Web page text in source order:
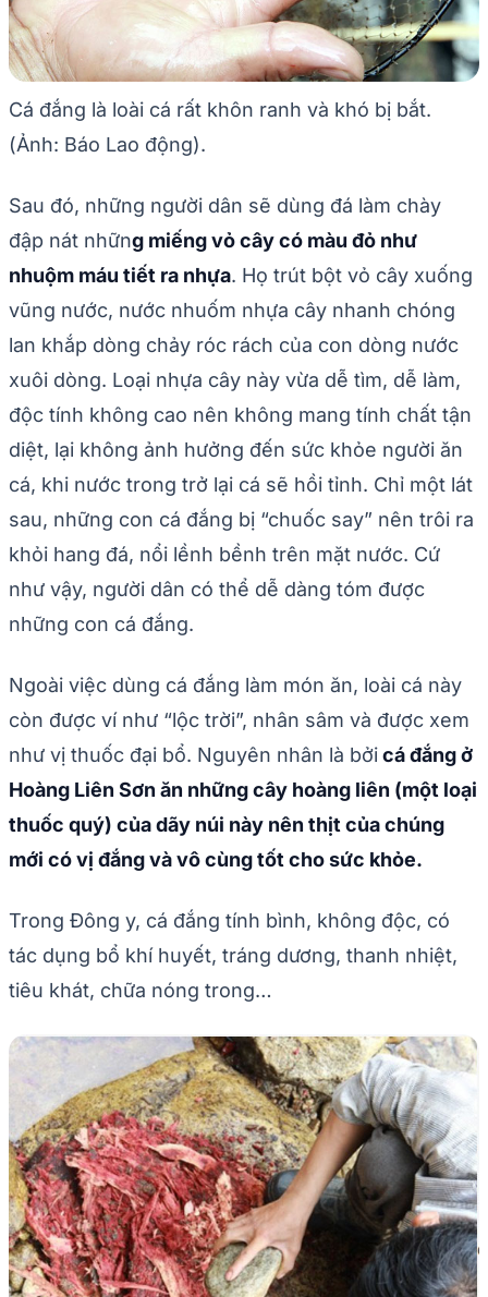
Cá đắng là loài cá rất khôn ranh và khó bị bắt.
(Ảnh: Báo Lao động).
Sau đó, những người dân sẽ dùng đá làm chày
đập nát những miếng vỏ cây có màu đỏ như
nhuộm máu tiết ra nhựa. Họ trút bột vỏ cây xuống
vũng nước, nước nhuốm nhựa cây nhanh chóng
lan khắp dòng chảy róc rách của con dòng nước
xuôi dòng. Loại nhựa cây này vừa dễ tìm, dễ làm,
độc tính không cao nên không mang tính chất tận
diệt, lại không ảnh hưởng đến sức khỏe người ăn
cá, khi nước trong trở lại cá sẽ hồi tỉnh. Chỉ một lát
sau, những con cá đắng bị “chuốc say” nên trôi ra
khỏi hang đá, nổi lềnh bềnh trên mặt nước. Cứ
như vậy, người dân có thể dễ dàng tóm được
những con cá đắng.
Ngoài việc dùng cá đắng làm món ăn, loài cá này
còn được ví như “lộc trời”, nhân sâm và được xem
như vị thuốc đại bổ. Nguyên nhân là bởicá đắng ở
Hoàng Liên Sơn ăn những cây hoàng liên (một loại
thuốc quý) của dãy núi này nên thịt của chúng
mới có vị đắng và vô cùng tốt cho sức khỏe.
Trong Đông y, cá đắng tính bình, không độc, có
tác dụng bổ khí huyết, tráng dương, thanh nhiệt,
tiêu khát, chữa nóng trong…